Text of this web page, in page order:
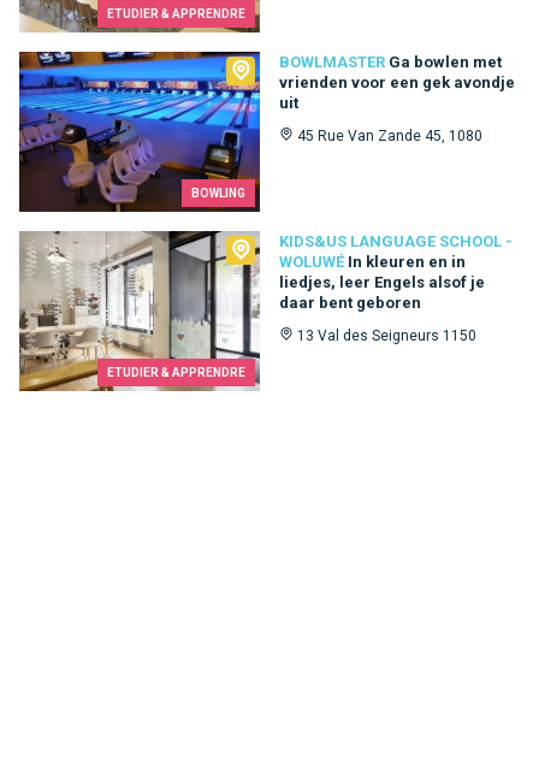
ETUDIER & APPRENDRE
BOWLING
BOWLMASTER Ga bowlen met
vrienden voor een gek avondje
uit
45 Rue Van Zande 45, 1080
Bowlmaster
ETUDIER & APPRENDRE
KIDS&US LANGUAGE SCHOOL -
WOLUWÉ In kleuren en in
liedjes, leer Engels alsof je
daar bent geboren
13 Val des Seigneurs 1150
Kids&Us language school - Woluwé